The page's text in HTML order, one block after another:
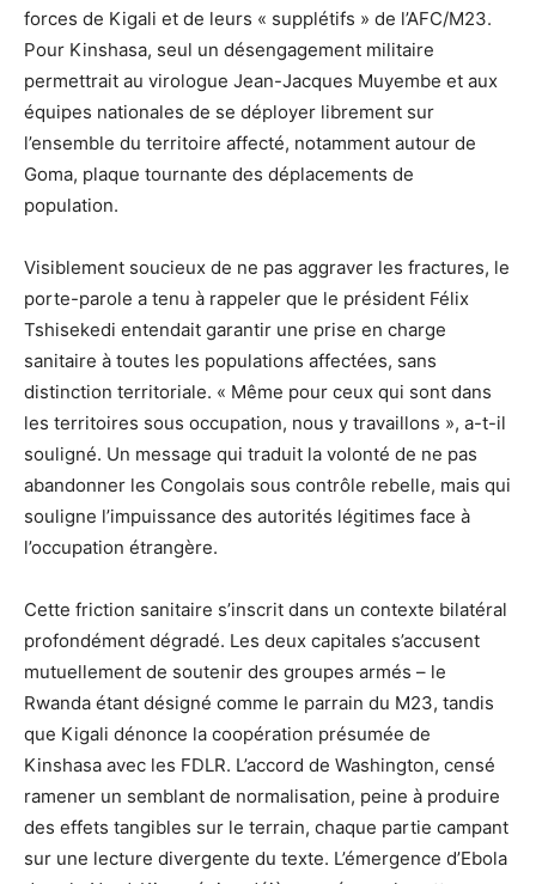
forces de Kigali et de leurs « supplétifs » de l’AFC/M23.
Pour Kinshasa, seul un désengagement militaire
permettrait au virologue Jean-Jacques Muyembe et aux
équipes nationales de se déployer librement sur
l’ensemble du territoire affecté, notamment autour de
Goma, plaque tournante des déplacements de
population.
Visiblement soucieux de ne pas aggraver les fractures, le
porte-parole a tenu à rappeler que le président Félix
Tshisekedi entendait garantir une prise en charge
sanitaire à toutes les populations affectées, sans
distinction territoriale. « Même pour ceux qui sont dans
les territoires sous occupation, nous y travaillons », a-t-il
souligné. Un message qui traduit la volonté de ne pas
abandonner les Congolais sous contrôle rebelle, mais qui
souligne l’impuissance des autorités légitimes face à
l’occupation étrangère.
Cette friction sanitaire s’inscrit dans un contexte bilatéral
profondément dégradé. Les deux capitales s’accusent
mutuellement de soutenir des groupes armés – le
Rwanda étant désigné comme le parrain du M23, tandis
que Kigali dénonce la coopération présumée de
Kinshasa avec les FDLR. L’accord de Washington, censé
ramener un semblant de normalisation, peine à produire
des effets tangibles sur le terrain, chaque partie campant
sur une lecture divergente du texte. L’émergence d’Ebola